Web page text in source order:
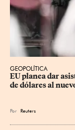
GEOPOLÍTICA
EU planea dar
de dólares al
Por Reuters